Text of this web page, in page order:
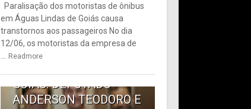
Paralisação dos motoristas de ônibus
em Águas Lindas de Goiás causa
transtornos aos passageiros No dia
12/06, os motoristas da empresa de
Readmore
6
TRANSPORTE PÚBLICO
GOIÁS: DEPUTADO
ANDERSON TEODORO E